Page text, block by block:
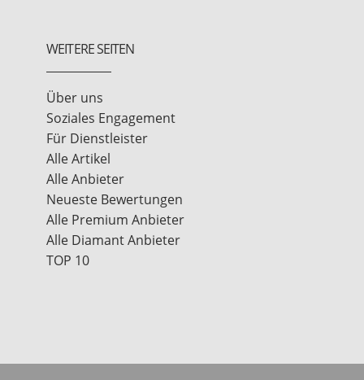
WEITERE SEITEN
Über uns
Soziales Engagement
Für Dienstleister
Alle Artikel
Alle Anbieter
Neueste Bewertungen
Alle Premium Anbieter
Alle Diamant Anbieter
TOP 10